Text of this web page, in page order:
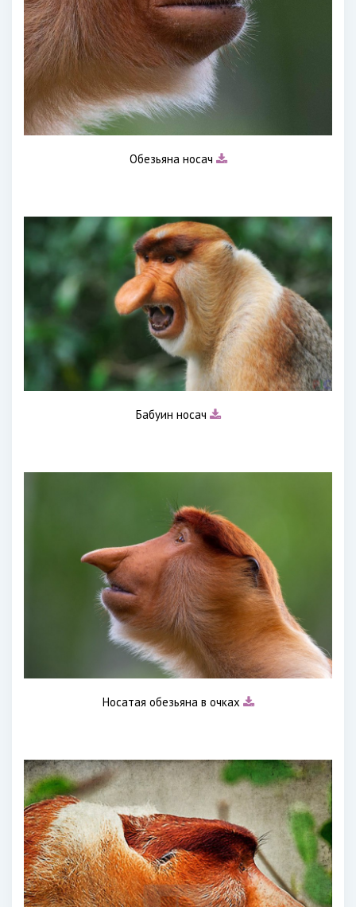
Обезьяна носач
Бабуин носач
Носатая обезьяна в очках